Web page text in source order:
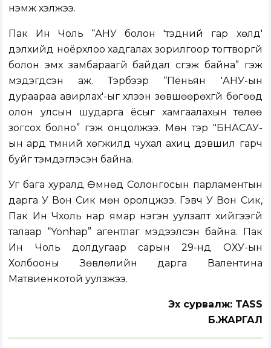
нэмж хэлжээ.
Пак Ин Чоль “АНУ болон 'тэдний гар хөлүүд'
дэлхийд ноёрхлоо хадгалах зорилгоор тогтворгүй
болон эмх замбараагүй байдал үүсгэж байна” гэж
мэдэгдсэн аж. Тэрбээр “Пёньян 'АНУ-ын
дураараа авирлах'-ыг хүлээн зөвшөөрөхгүй бөгөөд
олон улсын шударга ёсыг хамгаалахын төлөө
зогсох болно” гэж онцолжээ. Мөн тэр "БНАСАУ-
ын ард түмний хөгжилд чухал ахиц дэвшил гарч
буйг тэмдэглэсэн байна.
Уг бага хуралд Өмнөд Солонгосын парламентын
дарга У Вон Сик мөн оролцжээ. Гэвч У Вон Сик,
Пак Ин Чхоль нар ямар нэгэн уулзалт хийгээгүй
талаар “Yonhap” агентлаг мэдээлсэн байна. Пак
Ин Чоль долдугаар сарын 29-нд ОХУ-ын
Холбооны Зөвлөлийн дарга Валентина
Матвиенкотой уулзжээ.
Эх сурвалж: TASS
Б.ЖАРГАЛ